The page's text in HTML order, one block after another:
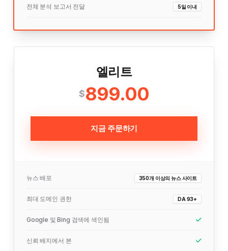
전체 분석 보고서 전달 5일 이내
엘리트
$899.00
지금 주문하기
뉴스 배포 350개 이상의 뉴스 사이트
최대 도메인 권한 DA 93+
Google 및 Bing 검색에 색인됨
신뢰 배지에서 본